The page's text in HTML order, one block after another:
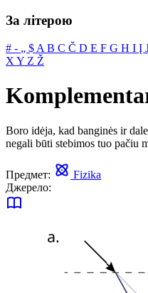
За літерою
# ‐ „ $ A B C Č D E F G H I Į
X Y Z Ž
Boro idėja, kad banginės ir
negali būti stebimos tuo pačiu
Предмет:
Fizika
Джерело: